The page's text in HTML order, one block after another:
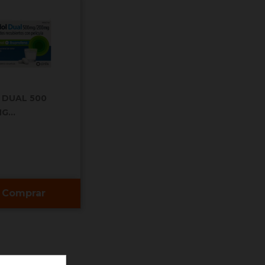
Comprar